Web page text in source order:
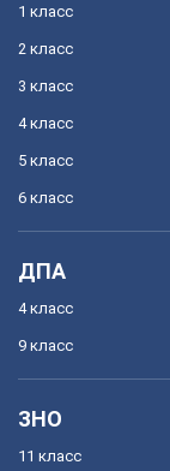
1 класс
2 класс
3 класс
4 класс
5 класс
6 класс
ДПА
4 класс
9 класс
ЗНО
11 класс